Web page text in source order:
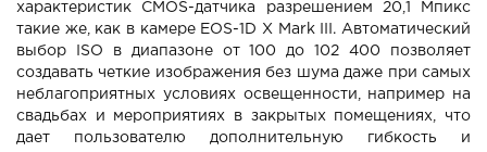
характеристик CMOS-датчика разрешением 20,1 Мпикс
такие же, как в камере EOS-1D X Mark III. Автоматический
выбор ISO в диапазоне от 100 до 102 400 позволяет
создавать четкие изображения без шума даже при самых
неблагоприятных условиях освещенности, например на
свадьбах и мероприятиях в закрытых помещениях, что
дает пользователю дополнительную гибкость и